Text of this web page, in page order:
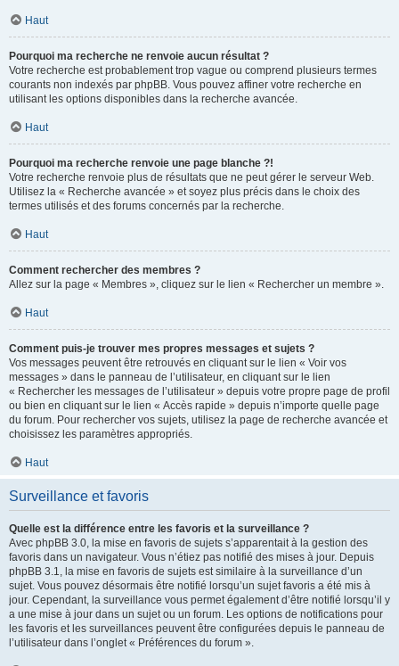
Haut
Pourquoi ma recherche ne renvoie aucun résultat ?
Votre recherche est probablement trop vague ou comprend plusieurs termes
courants non indexés par phpBB. Vous pouvez affiner votre recherche en
utilisant les options disponibles dans la recherche avancée.
Haut
Pourquoi ma recherche renvoie une page blanche ?!
Votre recherche renvoie plus de résultats que ne peut gérer le serveur Web.
Utilisez la « Recherche avancée » et soyez plus précis dans le choix des
termes utilisés et des forums concernés par la recherche.
Haut
Comment rechercher des membres ?
Allez sur la page « Membres », cliquez sur le lien « Rechercher un membre ».
Haut
Comment puis-je trouver mes propres messages et sujets ?
Vos messages peuvent être retrouvés en cliquant sur le lien « Voir vos
messages » dans le panneau de l’utilisateur, en cliquant sur le lien
« Rechercher les messages de l’utilisateur » depuis votre propre page de profil
ou bien en cliquant sur le lien « Accès rapide » depuis n’importe quelle page
du forum. Pour rechercher vos sujets, utilisez la page de recherche avancée et
choisissez les paramètres appropriés.
Haut
Surveillance et favoris
Quelle est la différence entre les favoris et la surveillance ?
Avec phpBB 3.0, la mise en favoris de sujets s’apparentait à la gestion des
favoris dans un navigateur. Vous n’étiez pas notifié des mises à jour. Depuis
phpBB 3.1, la mise en favoris de sujets est similaire à la surveillance d’un
sujet. Vous pouvez désormais être notifié lorsqu’un sujet favoris a été mis à
jour. Cependant, la surveillance vous permet également d’être notifié lorsqu’il y
a une mise à jour dans un sujet ou un forum. Les options de notifications pour
les favoris et les surveillances peuvent être configurées depuis le panneau de
l’utilisateur dans l’onglet « Préférences du forum ».